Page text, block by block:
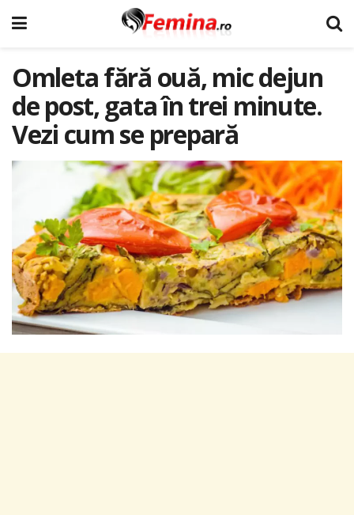
Omleta fără ouă, mic dejun
de post, gata în trei minute.
Vezi cum se prepară